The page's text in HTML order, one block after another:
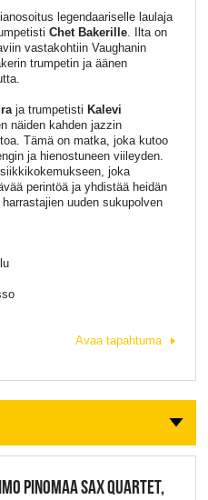
legendaariselle laulaja
Chet Bakerille. Ilta on
vastakohtiin Vaughanin
trumpetin ja äänen
ja trumpetisti Kalevi
näiden kahden jazzin
Tämä on matka, joka kutoo
ja hienostuneen viileyden.
joka
perintöä ja yhdistää heidän
uuden sukupolven
Avaa tapahtuma
PINOMAA SAX QUARTET,